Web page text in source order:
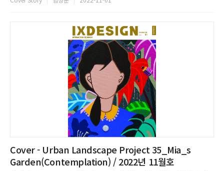
Cover - Urban Landscape Project 35_Mia_s
Garden(Contemplation) / 2022년 11월호